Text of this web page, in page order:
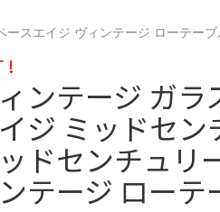
スエイジ ヴィンテージ ローテーブ
!
ンテージ ガラ
ジ ミッドセ
ドセンチュリ
テージ ローテ